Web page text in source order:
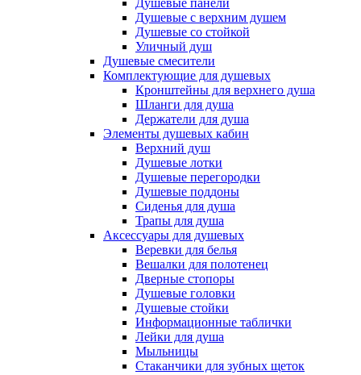
Душевые панели
Душевые с верхним душем
Душевые со стойкой
Уличный душ
Душевые смесители
Комплектующие для душевых
Кронштейны для верхнего душа
Шланги для душа
Держатели для душа
Элементы душевых кабин
Верхний душ
Душевые лотки
Душевые перегородки
Душевые поддоны
Сиденья для душа
Трапы для душа
Аксессуары для душевых
Веревки для белья
Вешалки для полотенец
Дверные стопоры
Душевые головки
Душевые стойки
Информационные таблички
Лейки для душа
Мыльницы
Стаканчики для зубных щеток